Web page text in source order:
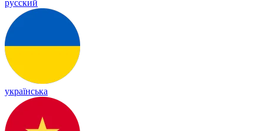
русский
українська